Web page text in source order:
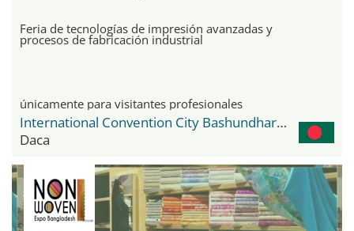
Feria de tecnologías de impresión avanzadas y
procesos de fabricación industrial
únicamente para visitantes profesionales
International Convention City Bashundhara - ICCB
Daca